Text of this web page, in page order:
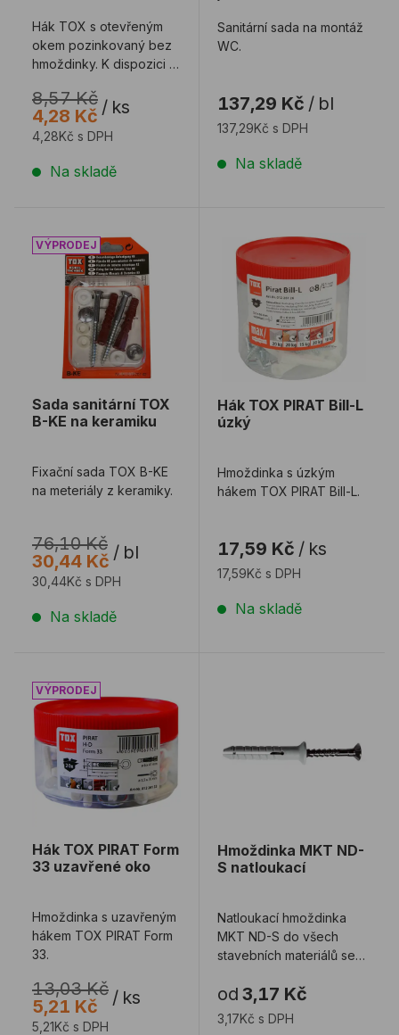
Hák TOX s otevřeným
okem pozinkovaný bez
hmoždinky. K dispozici je
6/41 mm - h ...
8,57 Kč
4,28 Kč / ks
4,28Kč s DPH
Na skladě
Sanitární sada na montáž
WC.
137,29 Kč / bl
137,29Kč s DPH
Na skladě
Sada sanitární TOX B-KE na keramiku
Sada sanitární TOX
B-KE na keramiku
Fixační sada TOX B-KE
na meteriály z keramiky.
76,10 Kč
30,44 Kč / bl
30,44Kč s DPH
Na skladě
Hák TOX PIRAT Bill-L
Hák TOX PIRAT Bill-L
úzký
Hmoždinka s úzkým
hákem TOX PIRAT Bill-L.
17,59 Kč / ks
17,59Kč s DPH
Na skladě
Hák TOX PIRAT Form 33 uzavřené oko
Hák TOX PIRAT Form
33 uzavřené oko
Hmoždinka s uzavřeným
hákem TOX PIRAT Form
33.
13,03 Kč
5,21 Kč
/ ks
5,21Kč s DPH
Hmoždinka MKT ND-
S natloukací
Natloukací hmoždinka
MKT ND-S do všech
stavebních materiálů se
kónickým límcem.
od 3,17 Kč
3,17Kč s DPH